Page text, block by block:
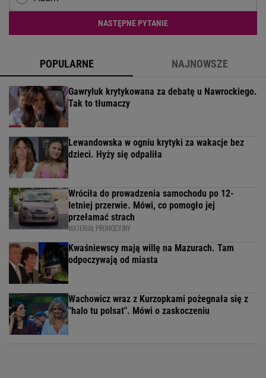
NASTĘPNE PYTANIE
POPULARNE NAJNOWSZE
Gawryluk krytykowana za debatę u Nawrockiego.
Tak to tłumaczy
Lewandowska w ogniu krytyki za wakacje bez
dzieci. Hyży się odpaliła
Wróciła do prowadzenia samochodu po 12-
letniej przerwie. Mówi, co pomogło jej
przełamać strach
MATERIAŁ PROMOCYJNY
Kwaśniewscy mają willę na Mazurach. Tam
odpoczywają od miasta
Wachowicz wraz z Kurzopkami pożegnała się z
"halo tu polsat". Mówi o zaskoczeniu